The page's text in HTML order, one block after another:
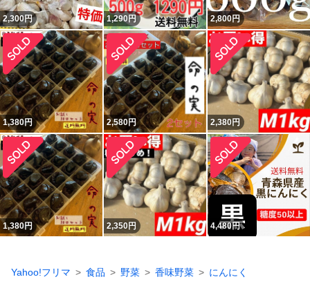
2,300円 1,290円 2,800円
1,380円 2,580円 2,380円
1,380円 2,350円 4,480円
Yahoo!フリマ 食品 野菜 香味野菜 にんにく